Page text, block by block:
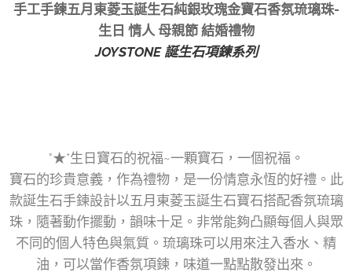
手工手鍊五月東菱玉誕生石純銀玫瑰金寶石香氛琉璃珠-
生日 情人 母親節 結婚禮物
JOYSTONE 誕生石項鍊系列
°★*生日寶石的祝福~一顆寶石，一個祝福。
寶石的珍貴意義，作為禮物，是一份情意永恆的好禮。此
款誕生石手鍊設計以五月東菱玉誕生石寶石搭配香氛琉璃
珠，隨著動作擺動，韻味十足。非常能夠凸顯每個人與眾
不同的個人特色與氣質。琉璃珠可以用來注入香水、精
油，可以當作香氛項鍊，味道一點點散發出來。